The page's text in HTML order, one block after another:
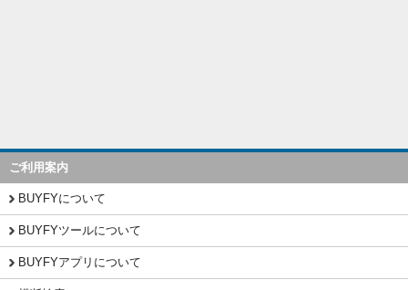
ご利用案内
BUYFYについて
BUYFYツールについて
BUYFYアプリについて